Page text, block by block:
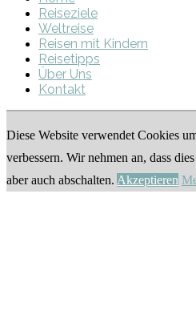
Reiseziele
Weltreise
Reisen mit Kindern
Reisetipps
Über Uns
Kontakt
Diese Website verwendet Cookies
verbessern. Wir nehmen an, dass
aber auch abschalten. Akzeptieren